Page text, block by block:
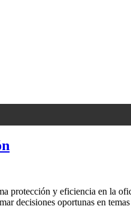
protección y eficiencia en la
decisiones oportunas en